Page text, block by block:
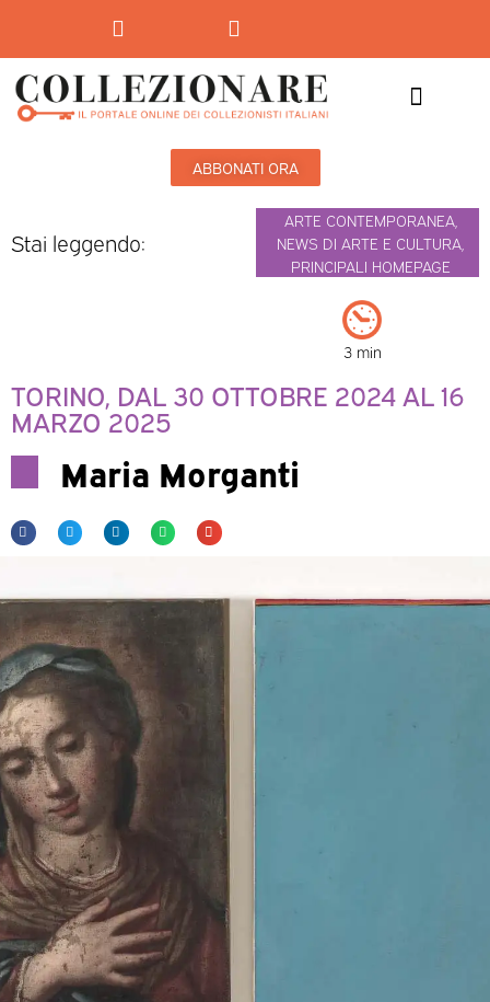
ABBONATI ORA
Stai leggendo:
ARTE CONTEMPORANEA,
NEWS DI ARTE E CULTURA
PRINCIPALI HOMEPAGE
3 min
TORINO, DAL 30 OTTOBRE 2024 AL 16
MARZO 2025
Maria Morganti